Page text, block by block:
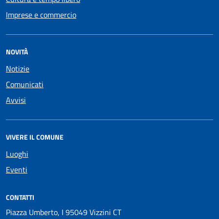
Imprese e commercio
NOVITÀ
Notizie
Comunicati
Avvisi
VIVERE IL COMUNE
Luoghi
Eventi
CONTATTI
Piazza Umberto, I 95049 Vizzini CT